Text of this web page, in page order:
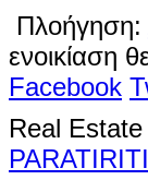
Πλοήγηση:
ενοικίαση
Facebook
Real